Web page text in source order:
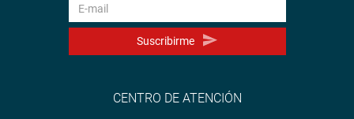
Suscribirme
CENTRO DE ATENCIÓN